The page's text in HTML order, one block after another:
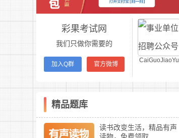
彩果考试网
我们只做你需要的
加入Q群 官方微博
CaiGuoJiaoYu
精品题库
读书改变生活，精品有声